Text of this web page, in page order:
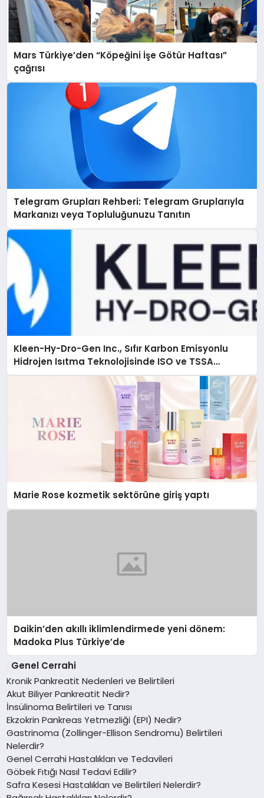
Mars Türkiye’den “Köpeğini İşe Götür Haftası”
çağrısı
Telegram Grupları Rehberi: Telegram Gruplarıyla
Markanızı veya Topluluğunuzu Tanıtın
Kleen-Hy-Dro-Gen Inc., Sıfır Karbon Emisyonlu
Hidrojen Isıtma Teknolojisinde ISO ve TSSA
Düzenleyici Onaylarını Aldı
Marie Rose kozmetik sektörüne giriş yaptı
Daikin’den akıllı iklimlendirmede yeni dönem:
Madoka Plus Türkiye’de
Genel Cerrahi
Kronik Pankreatit Nedenleri ve Belirtileri
Akut Biliyer Pankreatit Nedir?
İnsülinoma Belirtileri ve Tanısı
Ekzokrin Pankreas Yetmezliği (EPI) Nedir?
Gastrinoma (Zollinger-Ellison Sendromu) Belirtileri
Nelerdir?
Genel Cerrahi Hastalıkları ve Tedavileri
Göbek Fıtığı Nasıl Tedavi Edilir?
Safra Kesesi Hastalıkları ve Belirtileri Nelerdir?